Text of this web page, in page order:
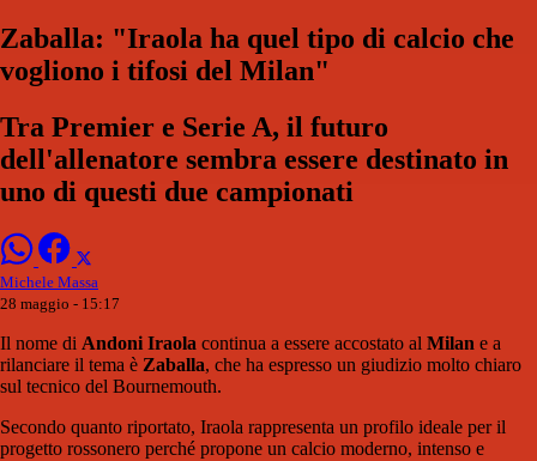
Zaballa: "Iraola ha quel tipo di calcio che
vogliono i tifosi del Milan"
Tra Premier e Serie A, il futuro
dell'allenatore sembra essere destinato in
uno di questi due campionati
Michele Massa
28 maggio - 15:17
Il nome di Andoni Iraola continua a essere accostato al Milan e a
rilanciare il tema è Zaballa, che ha espresso un giudizio molto chiaro
sul tecnico del Bournemouth.
Secondo quanto riportato, Iraola rappresenta un profilo ideale per il
progetto rossonero perché propone un calcio moderno, intenso e